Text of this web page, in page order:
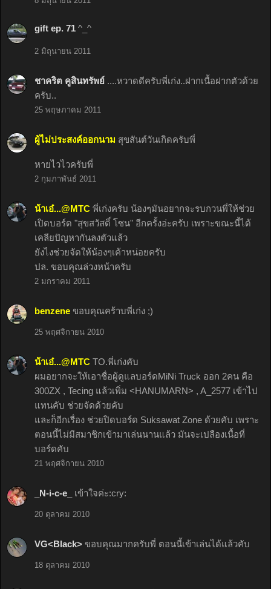
gift ep. 71 ^_^
2 มิถุนายน 2011
ชาคริต คูสินทรัพย์ ....หวาดดีครับพี่เก่ง..ฝากเนื้อฝากตัวด้วย
ครับ..
25 พฤษภาคม 2011
ผู้ไม่ประสงค์ออกนาม สุขสันต์วันเกิดครับพี่
หายไวไวครับพี่
2 กุมภาพันธ์ 2011
น้าเอ๋...@MTC พี่เก่งครับ น้องๆมันอยากจะรบกวนพี่ให้ช่วย
เปิดบอร์ด "สุขสวัสดิ์ โซน" อีกครั้งอ่ะครับ เพราะขณะนี้ได้
เคลียปัญหากันลงตัวแล้ว
ยังไงช่วยจัดให้น้องๆเค้าหน่อยครับ
ปล. ขอบคุณล่วงหน้าครับ
2 มกราคม 2011
benzene ขอบคุณคร้าบพี่เก่ง ;)
25 พฤศจิกายน 2010
น้าเอ๋...@MTC TO.พี่เก่งคับ
ผมอยากจะให้เอาชื่อผู้ดูแลบอร์ดMiNi Truck ออก 2คน คือ
300ZX , Tecing แล้วเพิ่ม <HANUMARN> , A_2577 เข้าไป
แทนคับ ช่วยจัดด้วยคับ
และก็อีกเรื่อง ช่วยปิดบอร์ด Suksawat Zone ด้วยคับ เพราะ
ตอนนี้ไม่มีสมาชิกเข้ามาเล่นนานแล้ว มันจะเปลืองเนื้อที่
บอร์ดคับ
21 พฤศจิกายน 2010
_N-i-c-e_ เข้าใจค่ะ:cry:
20 ตุลาคม 2010
VG<Black> ขอบคุณมากครับพี่ ตอนนี้เข้าเล่นได้แล้วคับ
18 ตุลาคม 2010